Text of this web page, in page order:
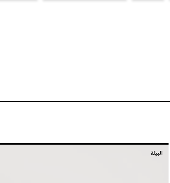
البيئة